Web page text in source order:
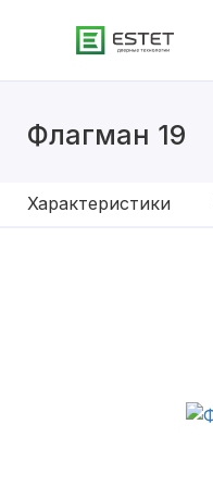
Флагман 19
Характеристики